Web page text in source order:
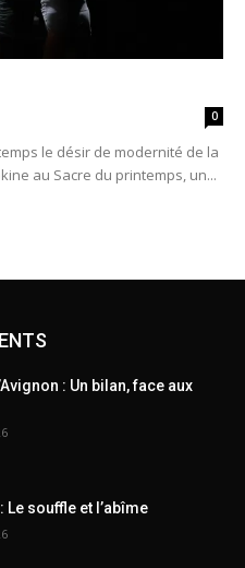
: Un bilan, face aux
Le souffle et l’abîme